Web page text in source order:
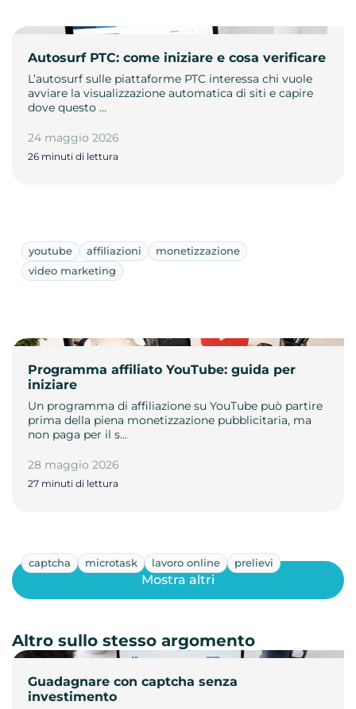
Autosurf PTC: come iniziare e cosa verificare
L’autosurf sulle piattaforme PTC interessa chi vuole
avviare la visualizzazione automatica di siti e capire
dove questo …
24 maggio 2026
26 minuti di lettura
youtube affiliazioni
monetizzazione
video marketing
Programma affiliato YouTube: guida per
iniziare
Un programma di affiliazione su YouTube può partire
prima della piena monetizzazione pubblicitaria, ma
non paga per il s…
28 maggio 2026
27 minuti di lettura
captcha microtask lavoro online prelievi
Guadagnare con captcha senza
investimento
Mostra altri
Altro sullo stesso argomento